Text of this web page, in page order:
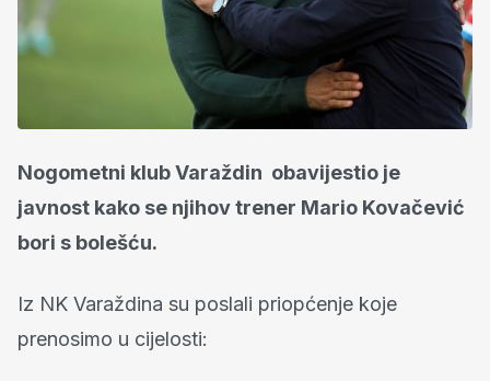
Nogometni klub Varaždin obavijestio je
javnost kako se njihov trener Mario Kovačević
bori s bolešću.
Iz NK Varaždina su poslali priopćenje koje
prenosimo u cijelosti: